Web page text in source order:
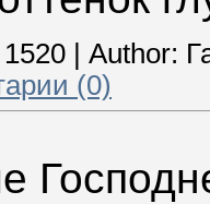
1520 | Author:
(0)